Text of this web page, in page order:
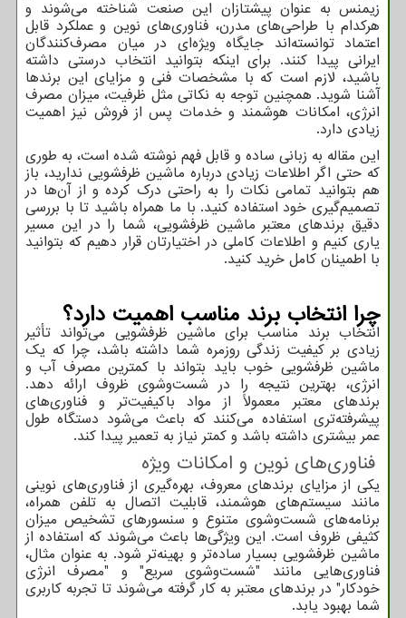
زیمنس به عنوان پیشتازان این صنعت شناخته می‌شوند و
هرکدام با طراحی‌های مدرن، فناوری‌های نوین و عملکرد قابل
اعتماد توانسته‌اند جایگاه ویژه‌ای در میان مصرف‌کنندگان
ایرانی پیدا کنند. برای اینکه بتوانید انتخاب درستی داشته
باشید، لازم است که با مشخصات فنی و مزایای این برندها
آشنا شوید. همچنین توجه به نکاتی مثل ظرفیت، میزان مصرف
انرژی، امکانات هوشمند و خدمات پس از فروش نیز اهمیت
زیادی دارد.
این مقاله به زبانی ساده و قابل فهم نوشته شده است، به طوری
که حتی اگر اطلاعات زیادی درباره ماشین ظرفشویی ندارید، باز
هم بتوانید تمامی نکات را به راحتی درک کرده و از آن‌ها در
تصمیم‌گیری خود استفاده کنید. با ما همراه باشید تا با بررسی
دقیق برندهای معتبر ماشین ظرفشویی، شما را در این مسیر
یاری کنیم و اطلاعات کاملی در اختیارتان قرار دهیم که بتوانید
با اطمینان کامل خرید کنید.
چرا انتخاب برند مناسب اهمیت دارد؟
انتخاب برند مناسب برای ماشین ظرفشویی می‌تواند تأثیر
زیادی بر کیفیت زندگی روزمره شما داشته باشد، چرا که یک
ماشین ظرفشویی خوب باید بتواند با کمترین مصرف آب و
انرژی، بهترین نتیجه را در شست‌وشوی ظروف ارائه دهد.
برندهای معتبر معمولاً از مواد باکیفیت‌تر و فناوری‌های
پیشرفته‌تری استفاده می‌کنند که باعث می‌شود دستگاه طول
عمر بیشتری داشته باشد و کمتر نیاز به تعمیر پیدا کند.
فناوری‌های نوین و امکانات ویژه
یکی از مزایای برندهای معروف، بهره‌گیری از فناوری‌های نوینی
مانند سیستم‌های هوشمند، قابلیت اتصال به تلفن همراه،
برنامه‌های شست‌وشوی متنوع و سنسورهای تشخیص میزان
کثیفی ظروف است. این ویژگی‌ها باعث می‌شوند که استفاده از
ماشین ظرفشویی بسیار ساده‌تر و بهینه‌تر شود. به عنوان مثال،
فناوری‌هایی مانند "شست‌وشوی سریع" و "مصرف انرژی
خودکار" در برندهای معتبر به کار گرفته می‌شوند تا تجربه کاربری
شما بهبود یابد.